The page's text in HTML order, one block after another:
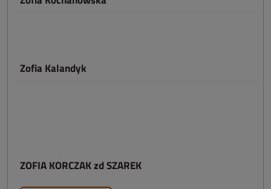
Zofia Kalandyk
ZOFIA KORCZAK zd SZAREK